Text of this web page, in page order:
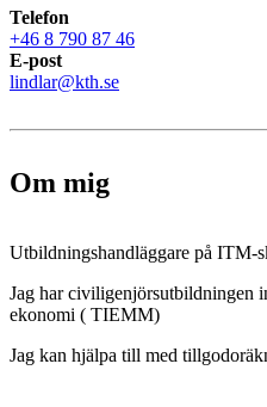
Telefon
+46 8 790 87 46
E-post
lindlar@kth.se
Om mig
Utbildningshandläggare på ITM-
Jag har civiligenjörsutbildningen
ekonomi ( TIEMM)
Jag kan hjälpa till med